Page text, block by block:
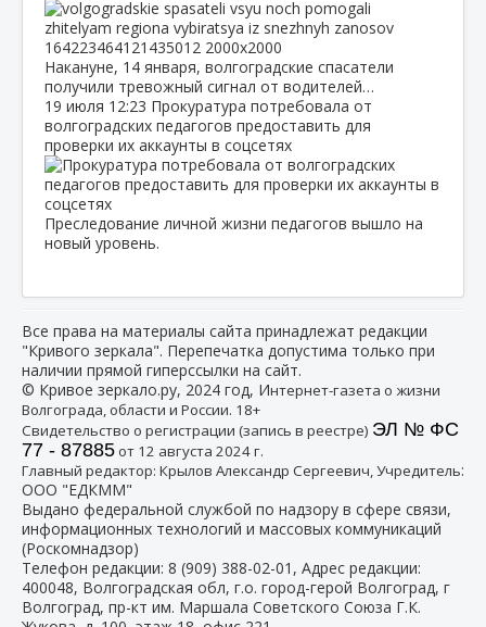
Накануне, 14 января, волгоградские спасатели
получили тревожный сигнал от водителей…
19 июля 12:23 Прокуратура потребовала от
волгоградских педагогов предоставить для
проверки их аккаунты в соцсетях
Преследование личной жизни педагогов вышло на
новый уровень.
Все права на материалы сайта принадлежат редакции
"Кривого зеркала". Перепечатка допустима только при
наличии прямой гиперссылки на сайт.
© Кривое зеркало.ру, 2024 год, Интернет-газета о жизни
Волгограда, области и России. 18+
Свидетельство о регистрации (запись в реестре) ЭЛ № ФС
77 - 87885от 12 августа 2024 г.
Главный редактор: Крылов Александр Сергеевич, Учредитель:
ООО "ЕДКММ"
Выдано федеральной службой по надзору в сфере связи,
информационных технологий и массовых коммуникаций
(Роскомнадзор)
Телефон редакции: 8 (909) 388-02-01 , Адрес редакции:
400048, Волгоградская обл, г.о. город-герой Волгоград, г
Волгоград, пр-кт им. Маршала Советского Союза Г.К.